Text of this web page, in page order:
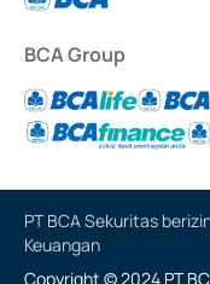
BCA Group
PT BCA Sekuritas
Keuangan
Copyright © 2024 PT